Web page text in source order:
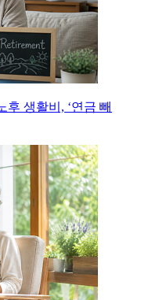
후 생활비, ‘연금 빼